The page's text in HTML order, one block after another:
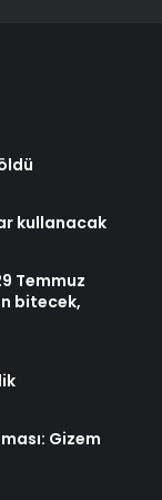
kullanacak
Temmuz
bitecek,
Gizem